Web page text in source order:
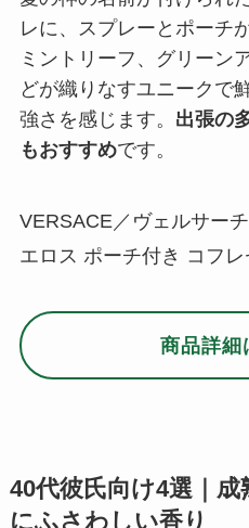
商品詳細
にふさわしい香り
大人の男性である40代の
る香りや、官能的な香り
ドの人気シリーズのもの